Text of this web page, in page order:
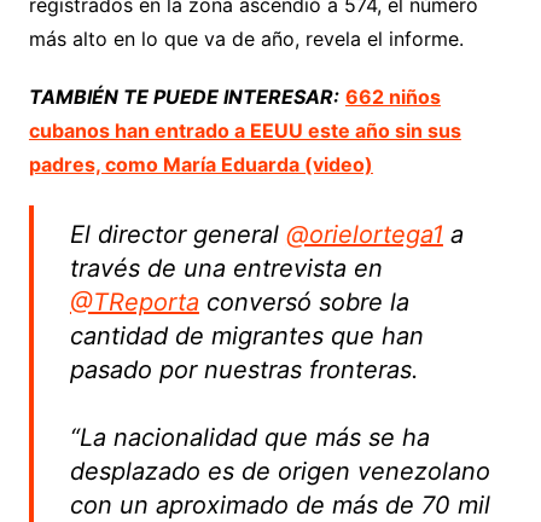
más alto en lo que va de año, revela el informe.
TAMBIÉN TE PUEDE INTERESAR: 662 niños
cubanos han entrado a EEUU este año sin sus
padres, como María Eduarda (video)
El director general @orielortega1 a
través de una entrevista en
@TReporta conversó sobre la
cantidad de migrantes que han
pasado por nuestras fronteras.
“La nacionalidad que más se ha
desplazado es de origen venezolano
con un aproximado de más de 70 mil